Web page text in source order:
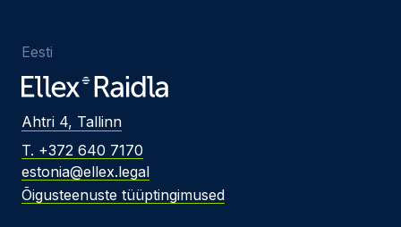
Eesti
Ahtri 4, Tallinn
T. +372 640 7170
estonia@ellex.legal
Õigusteenuste tüüptingimused